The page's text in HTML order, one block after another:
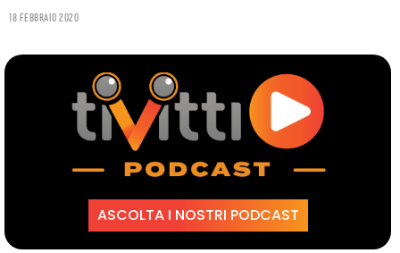
18 Febbraio 2020
ASCOLTA I NOSTRI PODCAST